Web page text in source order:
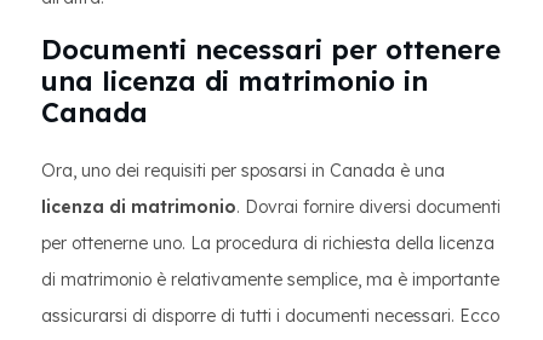
Documenti necessari per ottenere
una licenza di matrimonio in
Canada
Ora, uno dei requisiti per sposarsi in Canada è una
licenza di matrimonio. Dovrai fornire diversi documenti
per ottenerne uno. La procedura di richiesta della licenza
di matrimonio è relativamente semplice, ma è importante
assicurarsi di disporre di tutti i documenti necessari. Ecco